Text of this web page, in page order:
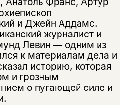
и Джейн Аддамс.
журналист и
Левин — одним из
к материалам дела и
историю, которая
и грозным
о пугающей силе и
Телеграм Дзен
назад